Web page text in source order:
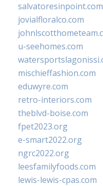
salvatoresinpoint.com
jovialfloralco.com
u-seehomes.com
mischieffashion.com
eduwyre.com
retro-interiors.com
theblvd-boise.com
fpet2023.org
e-smart2022.org
ngrc2022.org
leesfamilyfoods.com
lewis-lewis-cpas.com